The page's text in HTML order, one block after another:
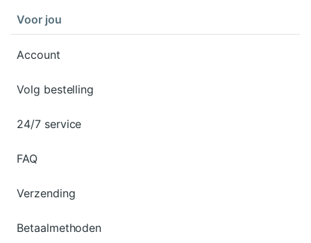
Voor jou
Account
Volg bestelling
24/7 service
FAQ
Verzending
Betaalmethoden